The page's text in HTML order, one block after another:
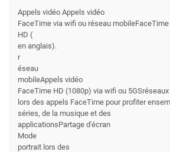
Appels vidéo Appels vidéo
FaceTime via wifi ou réseau mobileFaceTime
HD (
en anglais).
r
éseau
mobileAppels vidéo
FaceTime HD (1080p) via wifi ou
lors des appels FaceTime pour profiter
séries, de la musique et des
applicationsPartage d'écran
Mode
portrait lors des